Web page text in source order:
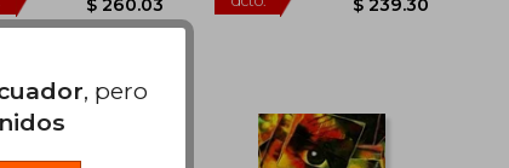
, pero